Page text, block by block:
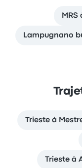
MRS
Lampugnano
Trieste à
Trieste à